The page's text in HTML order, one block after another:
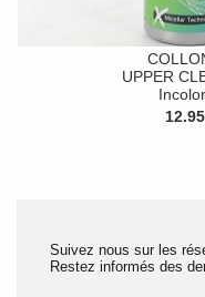
UPPER
Suivez nous sur les
Restez informés des